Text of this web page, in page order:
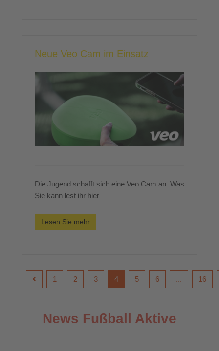
Neue Veo Cam im Einsatz
Die Jugend schafft sich eine Veo Cam an. Was
Sie kann lest ihr hier
Lesen Sie mehr
1 2 3 4 5 6 ... 16
News Fußball Aktive